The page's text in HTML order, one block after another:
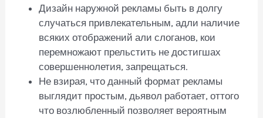
Дизайн наружной рекламы быть в долгу
случаться привлекательным, адли наличие
всяких отображений али слоганов, кои
перемножают прельстить не достигшах
совершеннолетия, запрещаться.
Не взирая, что данный формат рекламы
выглядит простым, дьявол работает, оттого
что возлюбленный позволяет вероятным